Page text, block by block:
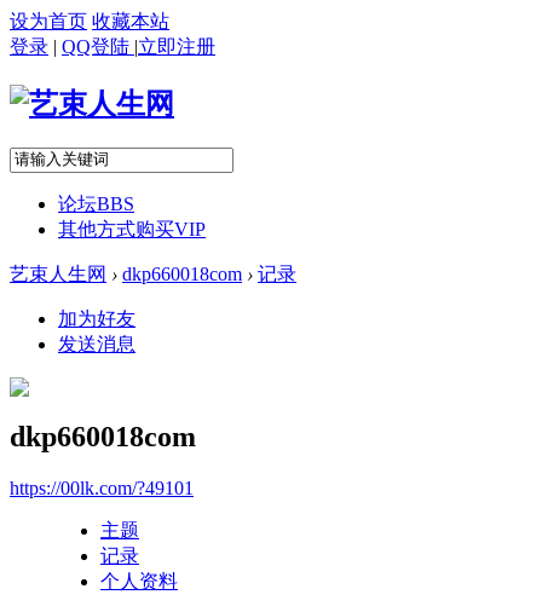
设为首页 收藏本站
登录 | QQ登陆 |立即注册
论坛BBS
其他方式购买VIP
艺束人生网 › dkp660018com › 记录
加为好友
发送消息
dkp660018com
https://00lk.com/?49101
主题
记录
个人资料